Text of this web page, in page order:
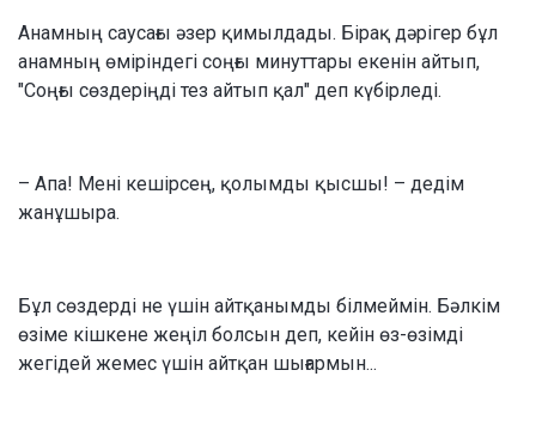
Анамның саусағы әзер қимылдады. Бірақ дәрігер бұл
анамның өміріндегі соңғы минуттары екенін айтып,
"Соңғы сөздеріңді тез айтып қал" деп күбірледі.
– Апа! Мені кешірсең, қолымды қысшы! – дедім
жанұшыра.
Бұл сөздерді не үшін айтқанымды білмеймін. Бәлкім
өзіме кішкене жеңіл болсын деп, кейін өз-өзімді
жегідей жемес үшін айтқан шығармын...